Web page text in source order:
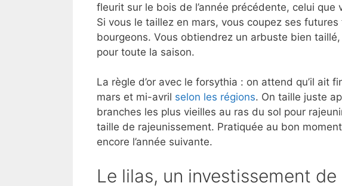
fleurit sur le bois de l’année précédente, celui que
Si vous le taillez en mars, vous coupez ses
bourgeons. Vous obtiendrez un arbuste bien
pour toute la saison.
La règle d’or avec le forsythia : on attend qu’il ait
mars et mi-avril selon les régions. On taille juste
branches les plus vieilles au ras du sol pour
taille de rajeunissement. Pratiquée au bon
encore l’année suivante.
Le lilas, un investissement de